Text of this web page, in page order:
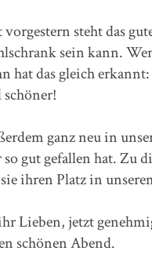
vorgestern steht das
sein kann.
hat das gleich
ganz neu in
gut gefallen hat. Zu
ihren Platz in
Lieben, jetzt
schönen Abend.